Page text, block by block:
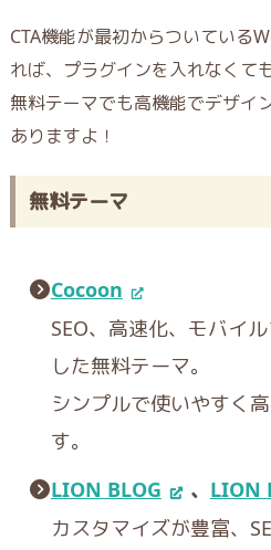
CTA機能が最初からついている
れば、プラグインを入れなくて
無料テーマでも高機能でデザイ
ありますよ！
無料テーマ
Cocoon
SEO、高速化、モバイ
した無料テーマ。
シンプルで使いやすく
す。
LION BLOG
、 LION
カスタマイズが豊富、